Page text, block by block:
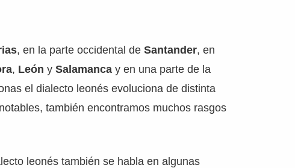
, en la parte occidental deSantander, en
, León ySalamanca y en una parte de la
el dialecto leonés evoluciona de distinta
también encontramos muchos rasgos
leonés también se habla en algunas